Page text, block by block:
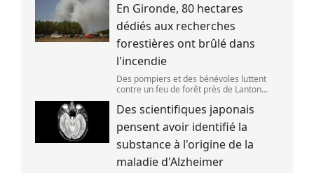
LOEB )
En Gironde, 80 hectares
dédiés aux recherches
forestières ont brûlé dans
l'incendie
Des pompiers et des bénévoles luttent
contre un feu de forêt près de Lanton
Des scientifiques japonais
pensent avoir identifié la
substance à l'origine de la
maladie d'Alzheimer